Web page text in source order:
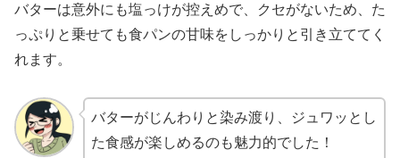
バターは意外にも塩っけが控えめで、クセがないため、た
っぷりと乗せても食パンの甘味をしっかりと引き立ててく
れます。
バターがじんわりと染み渡り、ジュワッとし
た食感が楽しめるのも魅力的でした！